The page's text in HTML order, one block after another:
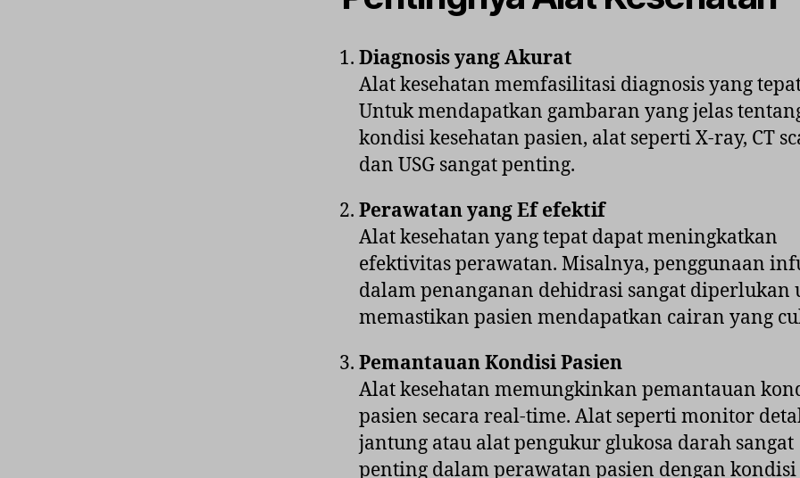
Diagnosis yang Akurat
Alat kesehatan memfasilitasi diagnosis yang
Untuk mendapatkan gambaran yang jelas
kondisi kesehatan pasien, alat seperti X-ray, CT
dan USG sangat penting.
Perawatan yang Ef efektif
Alat kesehatan yang tepat dapat meningkatkan
efektivitas perawatan. Misalnya, penggunaan
dalam penanganan dehidrasi sangat diperlukan
memastikan pasien mendapatkan cairan yang
Pemantauan Kondisi Pasien
Alat kesehatan memungkinkan pemantauan
pasien secara real-time. Alat seperti monitor
jantung atau alat pengukur glukosa darah sangat
penting dalam perawatan pasien dengan